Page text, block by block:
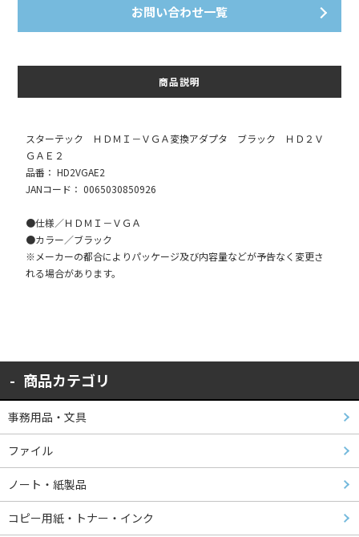
お問い合わせ一覧
商品説明
スターテック ＨＤＭＩ－ＶＧＡ変換アダプタ ブラック ＨＤ２Ｖ
ＧＡＥ２
品番： HD2VGAE2
JANコード： 0065030850926
●仕様／ＨＤＭＩ－ＶＧＡ
●カラー／ブラック
※メーカーの都合によりパッケージ及び内容量などが予告なく変更さ
れる場合があります。
商品カテゴリ
事務用品・文具
ファイル
ノート・紙製品
コピー用紙・トナー・インク